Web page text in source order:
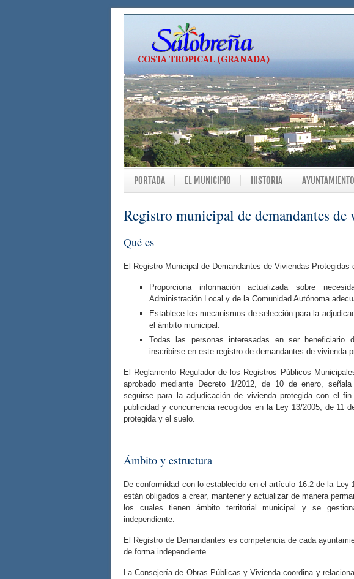
PORTADA EL MUNICIPIO HISTORIA AYUNTAMIENTO
Registro municipal de demandantes
Qué es
El Registro Municipal de Demandantes de Viviendas
Proporciona información actualizada sobre
Administración Local y de la Comunidad Autónoma
Establece los mecanismos de selección para la
el ámbito municipal.
Todas las personas interesadas en ser beneficiario
inscribirse en este registro de demandantes de vivienda
El Reglamento Regulador de los Registros Públicos
aprobado mediante Decreto 1/2012, de 10 de enero,
seguirse para la adjudicación de vivienda protegida con el
publicidad y concurrencia recogidos en la Ley 13/2005, de 11
protegida y el suelo.
Ámbito y estructura
De conformidad con lo establecido en el artículo 16.2 de la Ley
están obligados a crear, mantener y actualizar de manera
los cuales tienen ámbito territorial municipal y se
independiente.
El Registro de Demandantes es competencia de cada
de forma independiente.
La Consejería de Obras Públicas y Vivienda coordina y